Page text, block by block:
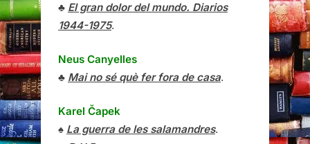
♣ El gran dolor del mundo. Diarios
1944-1975.
Neus Canyelles
♣ Mai no sé què fer fora de casa.
Karel Čapek
♠ La guerra de les salamandres.